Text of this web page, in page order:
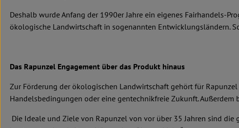
Deshalb wurde Anfang der 1990er Jahre ein eigenes Fairhandels-
ökologische Landwirtschaft in sogenannten Entwicklungsländern.
Das Rapunzel Engagement über das Produkt hinaus
Zur Förderung der ökologischen Landwirtschaft gehört für
Handelsbedingungen oder eine gentechnikfreie Zukunft.
Die Ideale und Ziele von Rapunzel von vor über 35 Jahren sind